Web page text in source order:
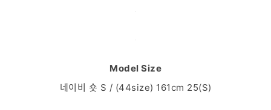
Model Size
네이비 숏 S / (44size) 161cm 25(S)